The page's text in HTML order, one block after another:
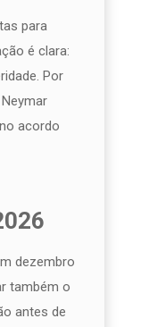
para
é clara:
Por
acordo
dezembro
também o
antes de